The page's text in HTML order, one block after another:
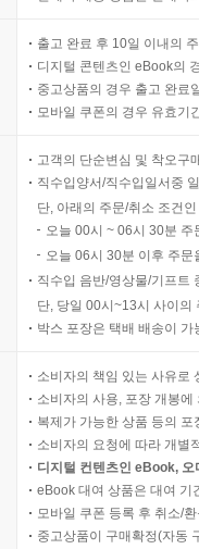
출고 완료 후 10일 이내의
디지털 콘텐츠인 eBook의
중고상품의 경우 출고 완료
모바일 쿠폰의 경우 유효기
고객의 단순변심 및 착오구
직수입양서/직수입일서중
단, 아래의 주문/취소 조건
오늘 00시 ~ 06시 30분
오늘 06시 30분 이후 주
직수입 음반/영상물/기프트
단, 당일 00시~13시 사이의
박스 포장은 택배 배송이
소비자의 책임 있는 사유로
소비자의 사용, 포장 개봉
복제가 가능한 상품 등의
소비자의 요청에 따라 개별
디지털 컨텐츠인 eBook,
eBook 대여 상품은 대여 기
모바일 쿠폰 등록 후 취소/
중고상품이 구매확정(자동